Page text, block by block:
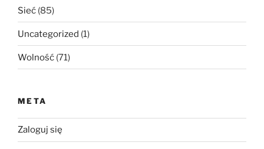
Sieć (85)
Uncategorized (1)
Wolność (71)
META
Zaloguj się